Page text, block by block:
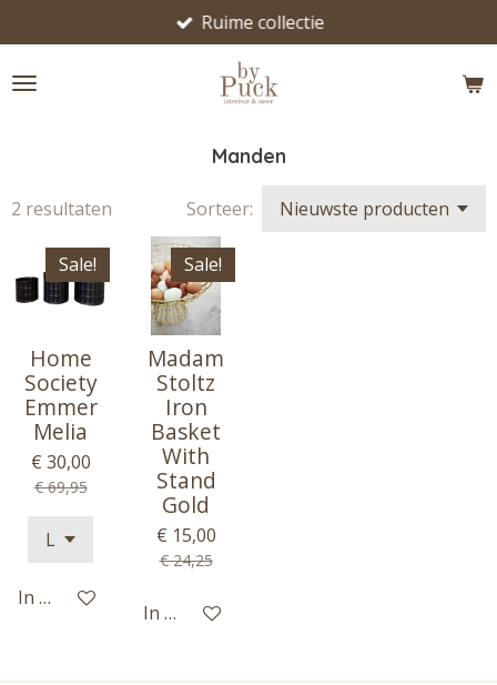
direct
naar
Ruime collectie
Manden
2 resultaten Sorteer:
Sale!
Home
Society
Emmer
Melia
€ 30,00
€ 69,95
In winkelwagen
Sale!
Madam
Stoltz
Iron
Basket
With
Stand
Gold
€ 15,00
€ 24,25
In winkelwagen